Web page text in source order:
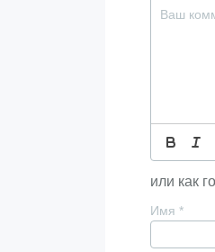
или как
Имя *